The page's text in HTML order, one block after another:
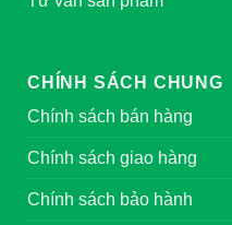
CHÍNH SÁCH CHUNG
Chính sách bán hàng
Chính sách giao hàng
Chính sách bảo hành